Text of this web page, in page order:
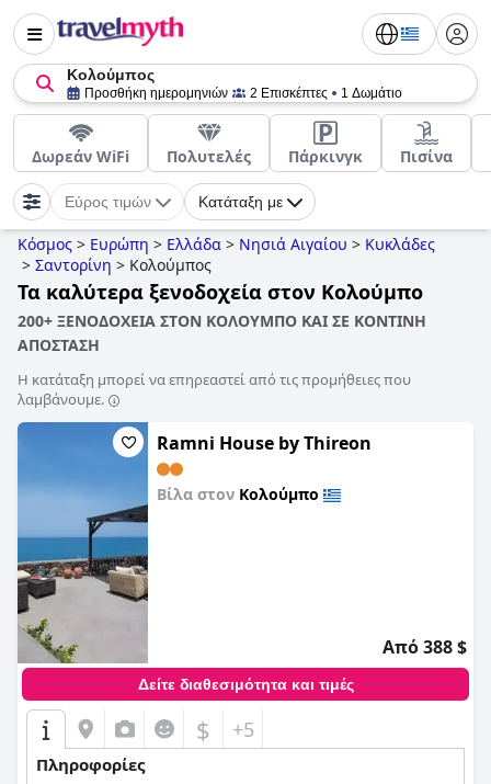
Κολούμπος
Προσθήκη ημερομηνιών 2 Επισκέπτες 1 Δωμάτιο
Δωρεάν WiFi Πολυτελές Πάρκινγκ Πισίνα
Εύρος τιμών Κατάταξη με
Κόσμος > Ευρώπη > Ελλάδα > Νησιά Αιγαίου > Κυκλάδες
> Σαντορίνη > Κολούμπος
Τα καλύτερα ξενοδοχεία στον Κολούμπο
200+ ΞΕΝΟΔΟΧΕΙΑ ΣΤΟΝ ΚΟΛΟΥΜΠΟ ΚΑΙ ΣΕ ΚΟΝΤΙΝΗ
ΑΠΟΣΤΑΣΗ
Η κατάταξη μπορεί να επηρεαστεί από τις προμήθειες που
λαμβάνουμε.
Ramni House by Thireon
Βίλα στον Κολούμπο
Από 388 $
Δείτε διαθεσιμότητα και τιμές
$ +5
Πληροφορίες